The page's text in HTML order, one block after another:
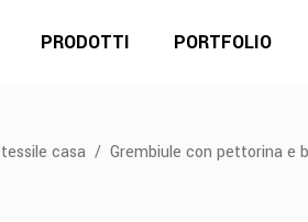
PRODOTTI PORTFOLIO
casa / Grembiule con pettorina e